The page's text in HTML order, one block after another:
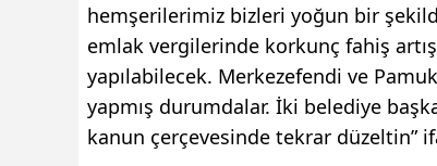
hemşerilerimiz bizleri yoğun bir
emlak vergilerinde korkunç fahiş
yapılabilecek. Merkezefendi ve
yapmış durumdalar. İki belediye
kanun çerçevesinde tekrar düzeltin”